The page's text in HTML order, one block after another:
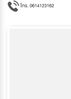
โทร. 0614123162